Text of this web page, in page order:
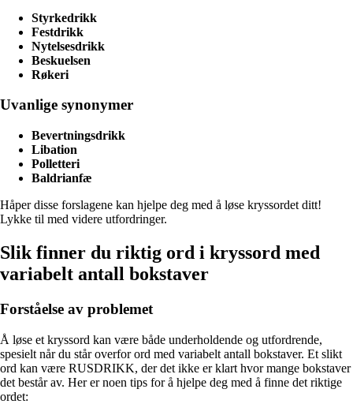
Styrkedrikk
Festdrikk
Nytelsesdrikk
Beskuelsen
Røkeri
Uvanlige synonymer
Bevertningsdrikk
Libation
Polletteri
Baldrianfæ
Håper disse forslagene kan hjelpe deg med å løse kryssordet ditt!
Lykke til med videre utfordringer.
Slik finner du riktig ord i kryssord med
variabelt antall bokstaver
Forståelse av problemet
Å løse et kryssord kan være både underholdende og utfordrende,
spesielt når du står overfor ord med variabelt antall bokstaver. Et slikt
ord kan være RUSDRIKK, der det ikke er klart hvor mange bokstaver
det består av. Her er noen tips for å hjelpe deg med å finne det riktige
ordet: